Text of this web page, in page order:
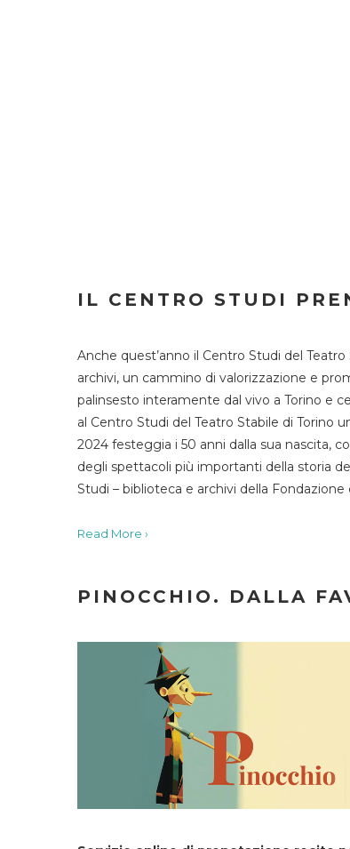
IL CENTRO STUDI
Anche quest’anno il Centro Studi del
archivi, un cammino di valorizzazione e
palinsesto interamente dal vivo a Torino e
al Centro Studi del Teatro Stabile di Torino
2024 festeggia i 50 anni dalla sua nascita,
degli spettacoli più importanti della storia
Studi – biblioteca e archivi della
Read More ›
PINOCCHIO. DALLA